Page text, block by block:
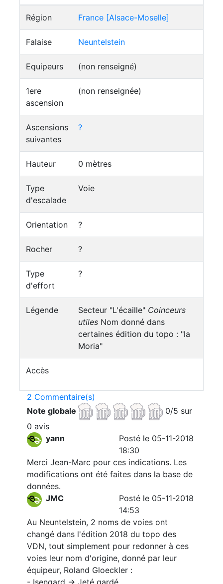
Région France [Alsace-Moselle]
Falaise Neuntelstein
Equipeurs (non renseigné)
1ere
ascension
(non renseignée)
Ascensions
suivantes
?
Hauteur 0 mètres
Type
d'escalade
Voie
Orientation ?
Rocher ?
Type
d'effort
?
Légende Secteur "L'écaille" Coinceurs
utiles Nom donné dans
certaines édition du topo : "la
Moria"
Accès
2 Commentaire(s)
Note globale
0/5 sur
0 avis
yann
Posté le 05-11-2018
18:30
Merci Jean-Marc pour ces indications. Les
modifications ont été faites dans la base de
données.
JMC
Posté le 05-11-2018
14:53
Au Neuntelstein, 2 noms de voies ont
changé dans l'édition 2018 du topo des
VDN, tout simplement pour redonner à ces
voies leur nom d'origine, donné par leur
équipeur, Roland Gloeckler :
- Isengard -> Jeté gardé